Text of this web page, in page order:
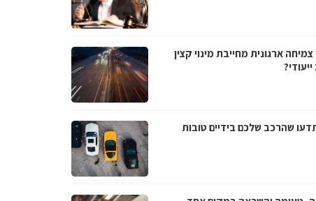
ארגונית מחייבת מינוי קצין
שהרכב שלכם בידיים טובות